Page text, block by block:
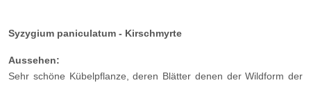
Syzygium paniculatum - Kirschmyrte
Aussehen:
Sehr schöne Kübelpflanze, deren Blätter denen der Wildform der